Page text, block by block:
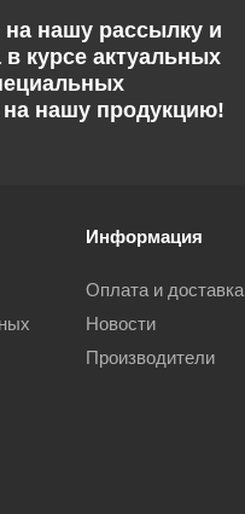
нашу рассылку и
в курсе актуальных
нашу продукцию!
Информация
Оплата и доставка
Новости
Производители